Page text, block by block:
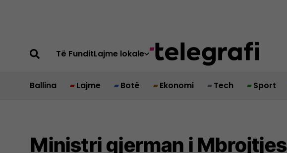
Të FunditLajme lokale
Ballina Lajme Botë Ekonomi Tech Sport
Ministri gjerman i